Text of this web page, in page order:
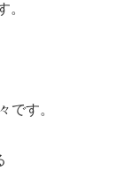
。
です。